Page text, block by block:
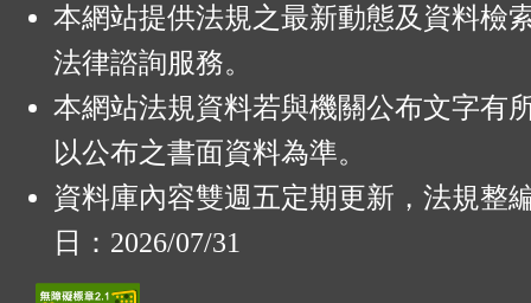
本網站提供法規之最新動態及資料檢
法律諮詢服務。
本網站法規資料若與機關公布文字有
以公布之書面資料為準。
資料庫內容雙週五定期更新，法規整
日：2026/07/31